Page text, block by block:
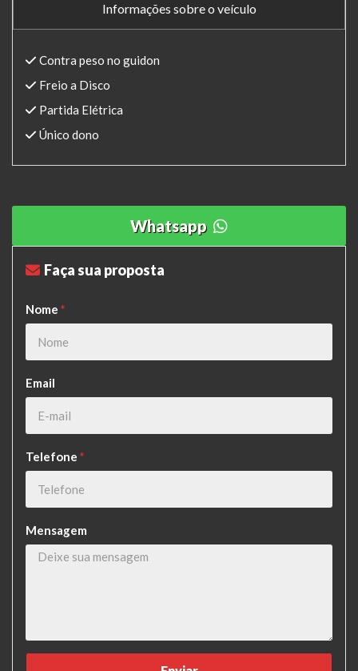
Informações sobre o veículo
Contra peso no guidon
Freio a Disco
Partida Elétrica
Único dono
Whatsapp
Faça sua proposta
Nome *
Email
Telefone *
Mensagem